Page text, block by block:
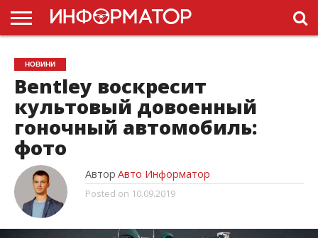
ГОЛОВНА
НОВИНИ
ПДР
УКРАЇНИ
РЕКЛАМА
ПРОЕКТЫ
НОВИНИ
Bentley воскресит
культовый довоенный
гоночный автомобиль:
фото
Автор Авто Информатор
Posted on 10.09.2019